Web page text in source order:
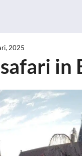
2025
in